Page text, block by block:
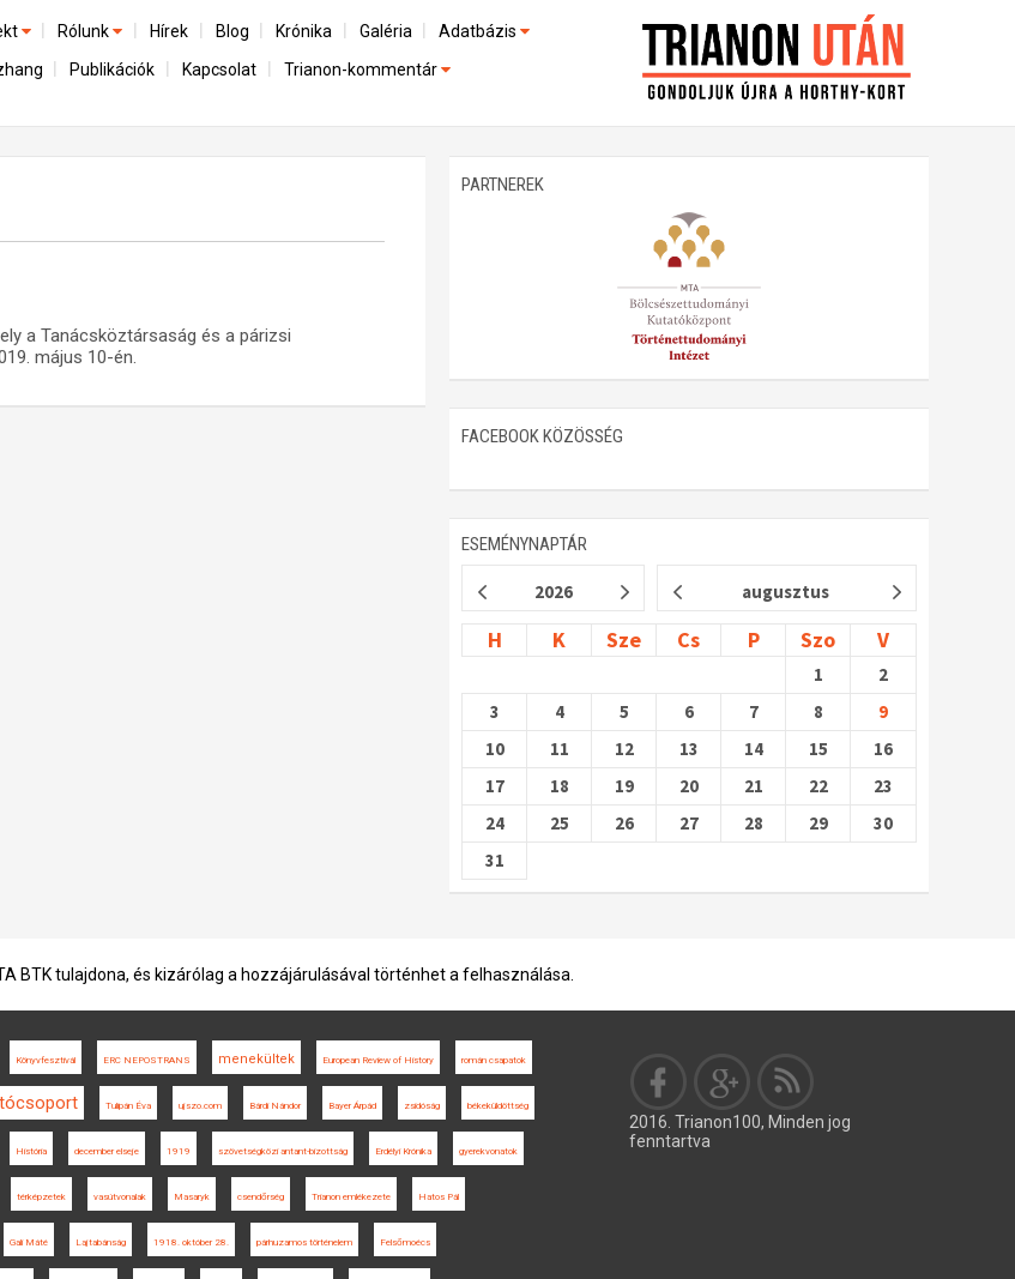
és a magyar társadalom
és emlékezet
Rólunk
A kutatócsoport működéséről
Hírek Blog Krónika Galéria Adatbázis
Emlékművek (feltöltés alatt)
Publikációk Kapcsolat Trianon-kommentár
a Tanácsköztársaság és a párizsi
május 10-én.
PARTNEREK
FACEBOOK KÖZÖSSÉG
ESEMÉNYNAPTÁR
2026 augusztus
H K Sze Cs P Szo V
1
2
3
4 5 6 7 8
9
10
11 12 13 14 15
16
17
18 19 20 21 22
23
24
25 26 27 28 29
30
31
BTK tulajdona, és kizárólag a hozzájárulásával történhet a felhasználása.
Könyvfesztivál ERC NEPOSTRANS menekültek European Review of History román csapatok
Tulipán Éva ujszo.com Bárdi Nándor Bayer Árpád zsidóság békeküldöttség
História december elseje 1919 szövetségközi antant-bizottság Erdélyi Krónika gyerekvonatok
térképzetek vasútvonalak Masaryk csendőrség Trianon emlékezete Hatos Pál
Gali Máté Lajtabánság 1918. október 28. párhuzamos történelem Felsőmoécs
2016. Trianon100, Minden jog
fenntartva